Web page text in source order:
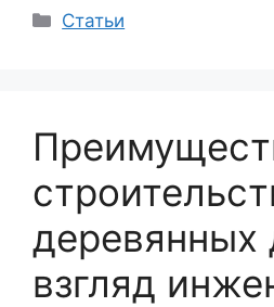
Рубрики
Статьи
деревянных
взгляд